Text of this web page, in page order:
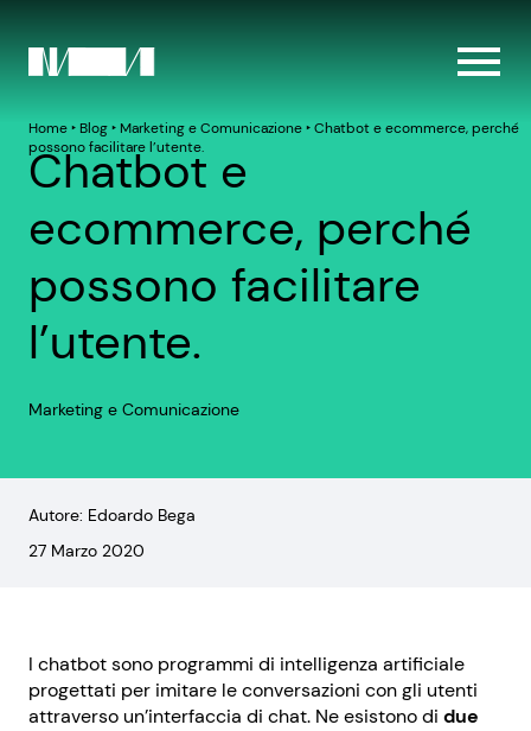
Home‣ Blog‣ Marketing e Comunicazione‣Chatbot e ecommerce, perché
possono facilitare l’utente.
Chatbot e
ecommerce, perché
possono facilitare
l’utente.
Marketing e Comunicazione
Autore: Edoardo Bega
27 Marzo 2020
I chatbot sono programmi di intelligenza artificiale
progettati per imitare le conversazioni con gli utenti
attraverso un’interfaccia di chat. Ne esistono di due